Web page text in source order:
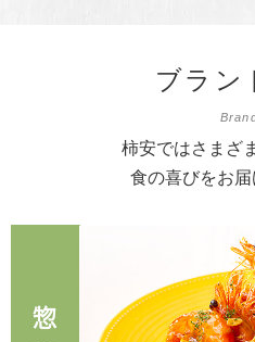
ブラン
柿安ではさまざ
食の喜びをお